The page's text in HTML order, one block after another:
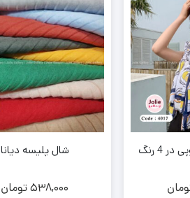
4 رنگ شال پلیسه دیانا
538,000تومان